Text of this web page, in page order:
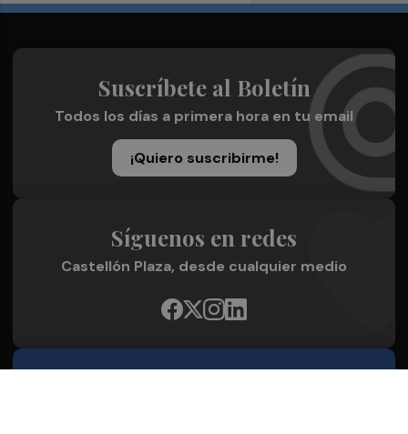
Suscríbete al Boletín
Todos los días a primera hora en tu email
¡Quiero suscribirme!
Síguenos en redes
Castellón Plaza, desde cualquier medio